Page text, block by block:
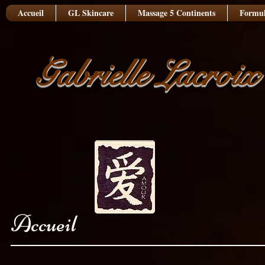
Accueil GL Skincare Massage 5 Continents
Gabrielle
Accueil